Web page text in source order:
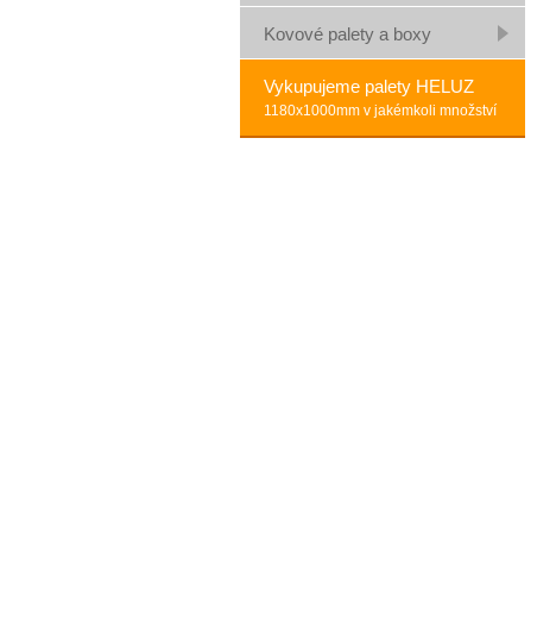
Kovové palety a boxy
Vykupujeme palety HELUZ
1180x1000mm v jakémkoli množství